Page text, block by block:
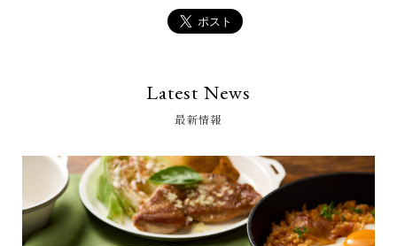
Latest News
最新情報